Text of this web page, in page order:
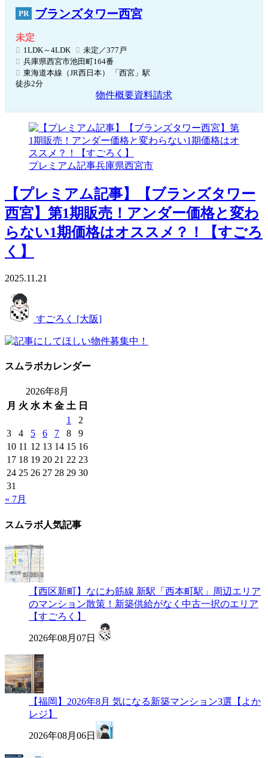
ブランズタワー西宮
未定
1LDK～4LDK
未定／377戸
兵庫県西宮市池田町164番
東海道本線（JR西日本） 「西宮」駅
徒歩2分
物件概要資料請求
プレミアム記事兵庫県西宮市
【プレミアム記事】【ブランズタワー
西宮】第1期販売！アンダー価格と変わ
らない1期価格はオススメ？！【すごろ
く】
2025.11.21
すごろく [大阪]
スムラボカレンダー
2026年8月
月 火 水 木 金 土 日
1
2
3
4 5 6 7 8
9
10 11 12 13 14 15 16
17 18 19 20 21 22 23
24 25 26 27 28 29 30
31
« 7月
スムラボ人気記事
【西区新町】なにわ筋線 新駅「西本町駅」周辺エリア
のマンション散策！新築供給がなく中古一択のエリア
【すごろく】
2026年08月07日
【福岡】2026年8月 気になる新築マンション3選【よか
レジ】
2026年08月06日